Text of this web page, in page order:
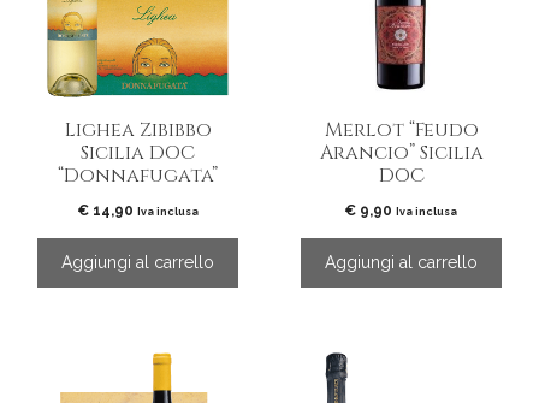
Lighea Zibibbo
Sicilia DOC
“Donnafugata”
€14,90 Iva inclusa
Aggiungi al carrello
Merlot “Feudo
Arancio” Sicilia
DOC
€ 9,90 Iva inclusa
Aggiungi al carrello